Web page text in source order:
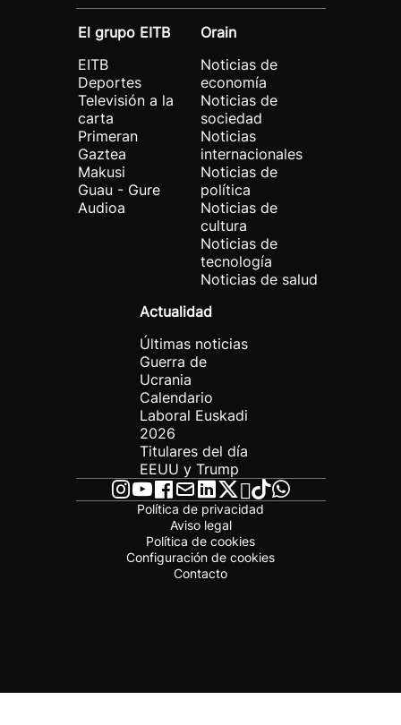
El grupo EITB
EITB
Deportes
Televisión a la
carta
Primeran
Gaztea
Makusi
Guau - Gure
Audioa
Orain
Noticias de
economía
Noticias de
sociedad
Noticias
internacionales
Noticias de
política
Noticias de
cultura
Noticias de
tecnología
Noticias de salud
Actualidad
Últimas noticias
Guerra de
Ucrania
Calendario
Laboral Euskadi
2026
Titulares del día
EEUU y Trump
Política de privacidad
Aviso legal
Política de cookies
Configuración de cookies
Contacto